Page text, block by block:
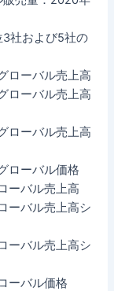
3社および5社の
ローバル売上高
ローバル売上高
ローバル売上高
ローバル価格
ーバル売上高
ーバル売上高シ
ーバル売上高シ
ーバル価格